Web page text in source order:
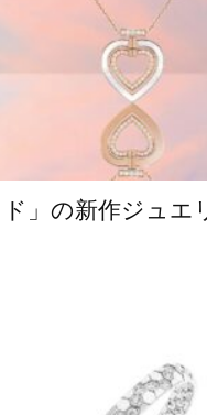
ド」の新作ジュエ